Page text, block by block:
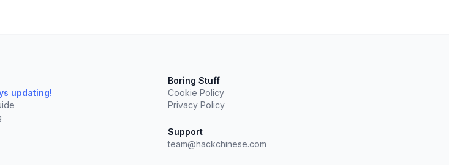
list
to create your own lists. Clicking "Create List"
updating!
Boring Stuff
Cookie Policy
Privacy Policy
Support
team@hackchinese.com